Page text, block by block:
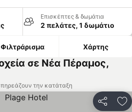
Επισκέπτες & δωμάτια
2 πελάτες, 1 δωμάτιο
Φιλτράρισμα Χάρτης
σε Νέα Πέραμος,
την κατάταξη